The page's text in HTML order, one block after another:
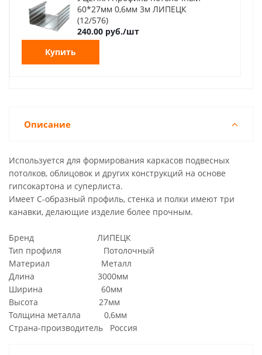
60*27мм 0,6мм 3м ЛИПЕЦК
(12/576)
240.00 руб./шт
Купить
Описание
Используется для формирования каркасов подвесных
потолков, облицовок и других конструкций на основе
гипсокартона и суперлиста.
Имеет С-образный профиль, стенка и полки имеют три
канавки, делающие изделие более прочным.
Бренд ЛИПЕЦК
Тип профиля Потолочный
Материал Металл
Длина 3000мм
Ширина 60мм
Высота 27мм
Толщина металла 0,6мм
Страна-производитель Россия